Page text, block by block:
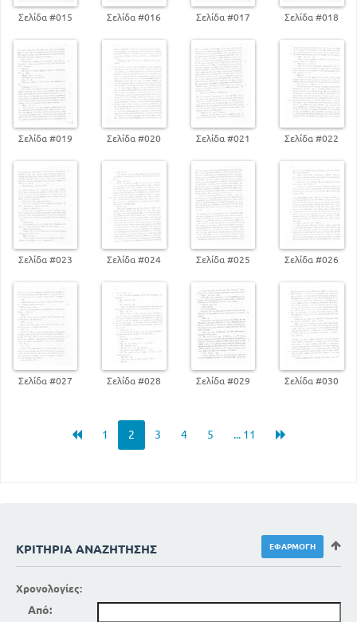
Σελίδα #015 Σελίδα #016 Σελίδα #017 Σελίδα #018
Σελίδα #019 Σελίδα #020 Σελίδα #021 Σελίδα #022
Σελίδα #023 Σελίδα #024 Σελίδα #025 Σελίδα #026
Σελίδα #027 Σελίδα #028 Σελίδα #029 Σελίδα #030
1 2 3 4 5 ... 11
ΚΡΙΤΉΡΙΑ ΑΝΑΖΉΤΗΣΗΣ
Χρονολογίες:
Από: